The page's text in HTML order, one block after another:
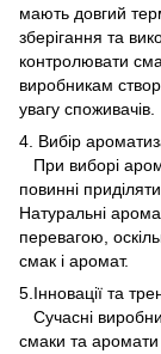
мають довгий
зберігання та
контролювати
виробникам
увагу споживачів.
4. Вибір
При виборі
повинні
Натуральні
перевагою,
смак і аромат.
5.Інновації та
Сучасні
смаки та